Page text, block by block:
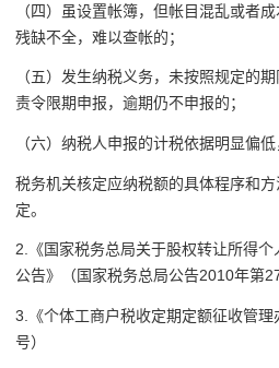
（四）虽设置帐簿，但帐目混乱或者
残缺不全，难以查帐的；
（五）发生纳税义务，未按照规定的
责令限期申报，逾期仍不申报的；
（六）纳税人申报的计税依据明显偏低
税务机关核定应纳税额的具体程序和
定。
2.《国家税务总局关于股权转让所得
公告》（国家税务总局公告2010年第
3.《个体工商户税收定期定额征收管
号）